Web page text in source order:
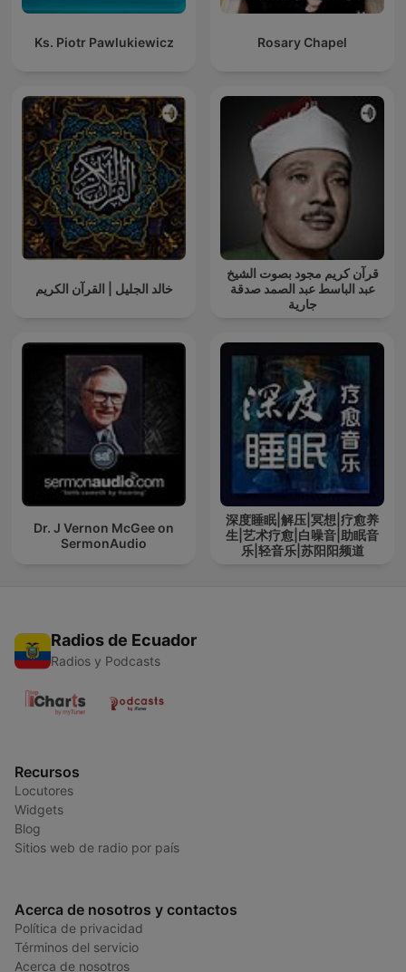
Ks. Piotr Pawlukiewicz Rosary Chapel
خالد الجليل | القرآن الكريم
قرآن كريم مجود بصوت الشيخ
عبد الباسط عبد الصمد صدقة
جارية
Dr. J Vernon McGee on
SermonAudio
深度睡眠|解压|冥想|疗愈养
生|艺术疗愈|白噪音|助眠音
乐|轻音乐|苏阳阳频道
Radios de Ecuador
Radios y Podcasts
Recursos
Locutores
Widgets
Blog
Sitios web de radio por país
Acerca de nosotros y contactos
Política de privacidad
Términos del servicio
Acerca de nosotros